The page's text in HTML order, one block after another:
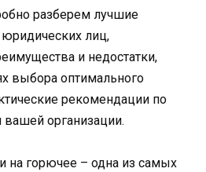
разберем лучшие
лиц,
и недостатки,
выбора оптимального
рекомендации по
организации.
на горючее – одна из самых